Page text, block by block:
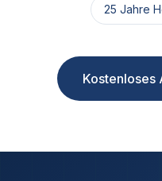
25 Jahre
Kostenloses